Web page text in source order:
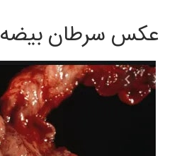
عکس سرطان بیضه